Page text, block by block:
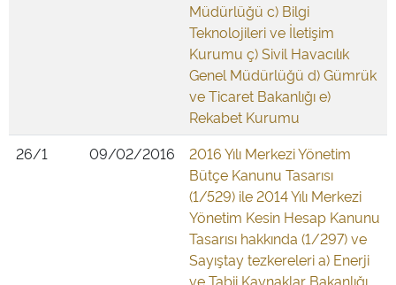
Müdürlüğü c) Bilgi
Teknolojileri ve İletişim
Kurumu ç) Sivil Havacılık
Genel Müdürlüğü d) Gümrük
ve Ticaret Bakanlığı e)
Rekabet Kurumu
26/1
09/02/2016
2016 Yılı Merkezi Yönetim
Bütçe Kanunu Tasarısı
(1/529) ile 2014 Yılı Merkezi
Yönetim Kesin Hesap Kanunu
Tasarısı hakkında (1/297) ve
Sayıştay tezkereleri a) Enerji
ve Tabii Kaynaklar Bakanlığı